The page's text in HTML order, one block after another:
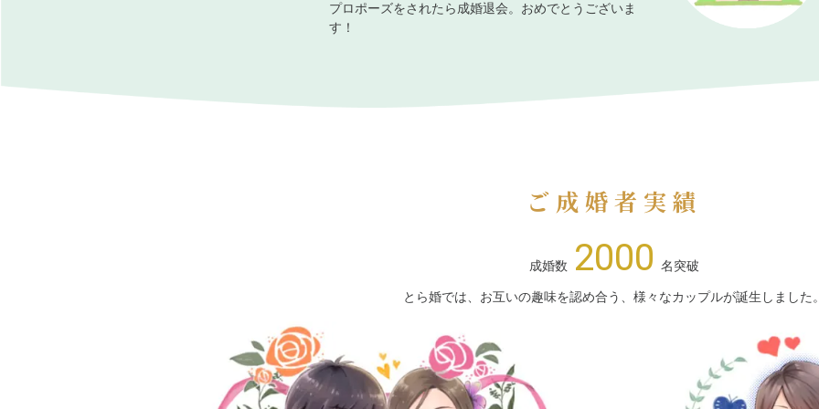
プロポーズをされたら成婚退会。おめでとうございま
す！
ご成婚者実績
成婚数 2000 名突破
とら婚では、お互いの趣味を認め合う、様々なカップルが誕生しました